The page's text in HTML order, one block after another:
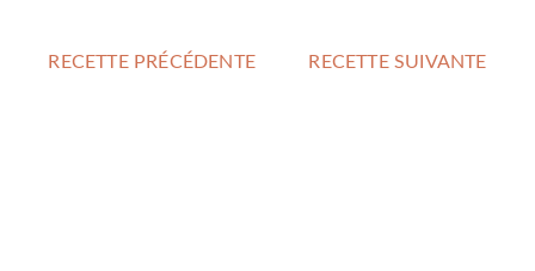
RECETTE PRÉCÉDENTE RECETTE SUIVANTE